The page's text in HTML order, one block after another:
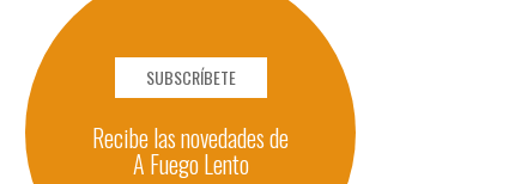
SUBSCRÍBETE
Recibe las novedades de
A Fuego Lento